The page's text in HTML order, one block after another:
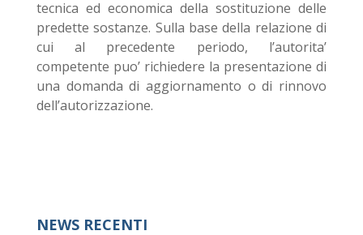
tecnica ed economica della sostituzione delle
predette sostanze. Sulla base della relazione di
cui al precedente periodo, l’autorita’
competente puo’ richiedere la presentazione di
una domanda di aggiornamento o di rinnovo
dell’autorizzazione.
NEWS RECENTI